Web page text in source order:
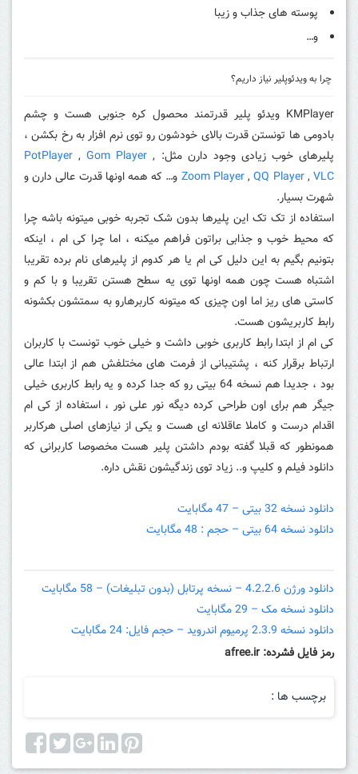
پوسته های جذاب و زیبا
و…
چرا به ویدئوپلیر نیاز داریم؟
KMPlayer ویدئو پلیر قدرتمند محصول کره جنوبی هست و چشم
بادومی ها تونستن قدرت بالای خودشون رو توی نرم افزار به رخ بکشن ،
پلیرهای خوب زیادی وجود دارن مثل:
PotPlayer,Gom Player ,
Zoom Player,QQ Player,VLC
و… که همه اونها قدرت عالی دارن و
شهرت بسیار.
استفاده از تک تک این پلیرها بدون شک تجربه خوبی میتونه باشه چرا
که محیط خوب و جذابی براتون فراهم میکنه ، اما چرا کی ام ، اینکه
بتونیم بگیم به این دلیل کی ام یا هر کدوم از پلیرهای نام برده تقریبا
اشتباه هست چون همه اونها توی یه سطح هستن تقریبا و با کم و
کاستی های ریز اما اون چیزی که میتونه کاربرهارو به سمتشون بکشونه
رابط کاربریشون هست.
کی ام از ابتدا رابط کاربری خوبی داشت و خیلی خوب تونست با کاربران
ارتباط برقرار کنه ، پشتیبانی از فرمت های مختلفش هم از ابتدا عالی
بود ، جدیدا هم نسخه 64 بیتی رو که جدا کرده و یه رابط کاربری خیلی
جیگر هم برای اون طراحی کرده دیگه نور علی نور ، استفاده از کی ام
اقدام درست و کاملا عاقلانه ای هست و یکی از نیازهای اصلی هرکاربر
همونطور که قبلا گفته بودم داشتن پلیر هست مخصوصا کاربرانی که
دانلود فیلم و کلیپ و.. زیاد توی زندگیشون نقش داره.
دانلود نسخه 32 بیتی – 47 مگابایت
دانلود نسخه 64 بیتی – حجم : 48 مگابایت
دانلود ورژن 4.2.2.6 – نسخه پرتابل (بدون تبلیغات) – 58 مگابایت
دانلود نسخه مک – 29 مگابایت
دانلود نسخه 2.3.9 پرمیوم اندروید – حجم فایل: 24 مگابایت
رمز فایل فشرده: afree.ir
برچسب ها :